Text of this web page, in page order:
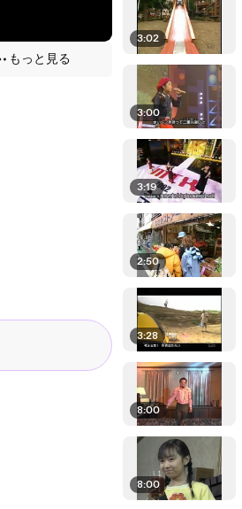
もっと見る
3:02
3:00
3:19
2:50
3:28
8:00
8:00